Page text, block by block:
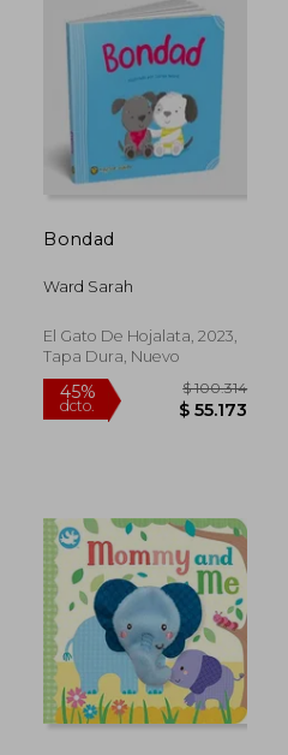
Bondad
Ward Sarah
El Gato De Hojalata, 2023,
Tapa Dura, Nuevo
45%
dcto.
$
$